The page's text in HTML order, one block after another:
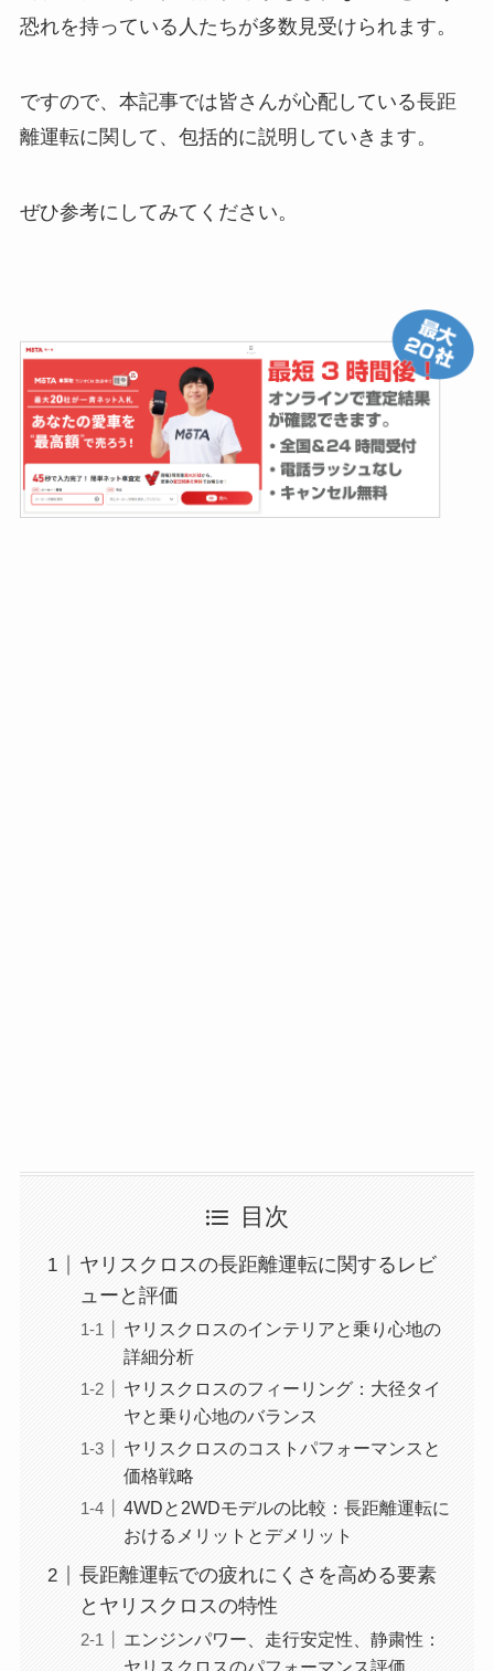
恐れを持っている人たちが多数見受けられます。
ですので、本記事では皆さんが心配している長距
離運転に関して、包括的に説明していきます。
ぜひ参考にしてみてください。
目次
ヤリスクロスの長距離運転に関するレビ
ューと評価
ヤリスクロスのインテリアと乗り心地の
詳細分析
ヤリスクロスのフィーリング：大径タイ
ヤと乗り心地のバランス
ヤリスクロスのコストパフォーマンスと
価格戦略
4WDと2WDモデルの比較：長距離運転に
おけるメリットとデメリット
長距離運転での疲れにくさを高める要素
とヤリスクロスの特性
エンジンパワー、走行安定性、静粛性：
ヤリスクロスのパフォーマンス評価